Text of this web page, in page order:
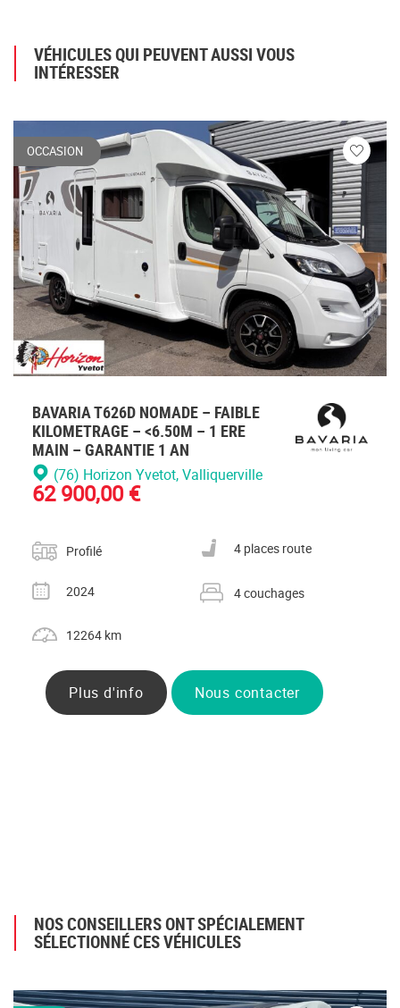
VÉHICULES QUI PEUVENT AUSSI VOUS
INTÉRESSER
OCCASION
Veuillez
vous
BAVARIA T626D NOMADE – FAIBLE
KILOMETRAGE – <6.50M – 1 ERE
MAIN – GARANTIE 1 AN
(76) Horizon Yvetot, Valliquerville
62 900,00 €
Catégorie
Profilé
Nombre de places carte grise
4 places route
Année
2024
Nombre de couchages
4 couchages
12264 km
Plus d'info Nous contacter
NOS CONSEILLERS ONT SPÉCIALEMENT
SÉLECTIONNÉ CES VÉHICULES